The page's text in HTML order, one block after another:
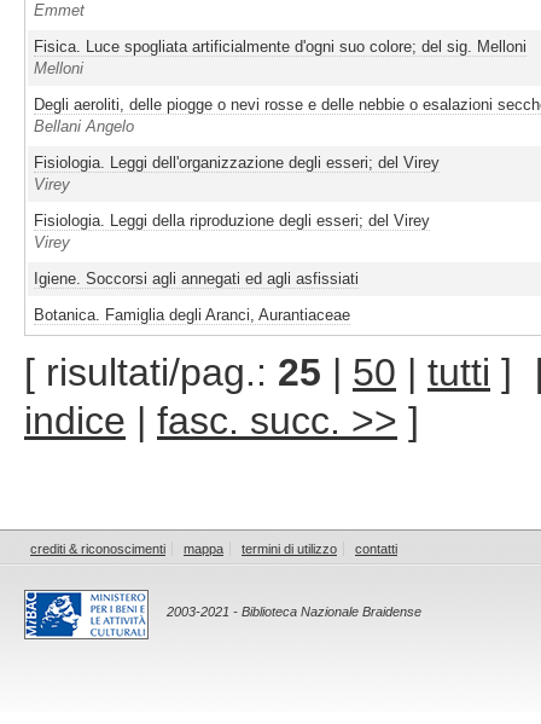
Emmet
Fisica. Luce spogliata artificialmente d'ogni suo colore; del sig. Melloni
Melloni
Degli aeroliti, delle piogge o nevi rosse e delle nebbie o esalazioni
Bellani Angelo
Fisiologia. Leggi dell'organizzazione degli esseri; del Virey
Virey
Fisiologia. Leggi della riproduzione degli esseri; del Virey
Virey
Igiene. Soccorsi agli annegati ed agli asfissiati
Botanica. Famiglia degli Aranci, Aurantiaceae
[ risultati/pag.: 25 | 50 | tutti ]
indice | fasc. succ. >> ]
crediti & riconoscimenti mappa termini di utilizzo contatti
2003-2021 - Biblioteca Nazionale Braidense